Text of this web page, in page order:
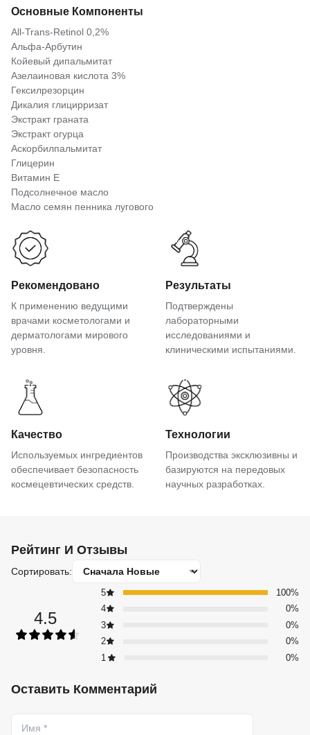
Основные Компоненты
All-Trans-Retinol 0,2%
Альфа-Арбутин
Койевый дипальмитат
Азелаиновая кислота 3%
Гексилрезорцин
Дикалия глицирризат
Экстракт граната
Экстракт огурца
Аскорбилпальмитат
Глицерин
Витамин Е
Подсолнечное масло
Масло семян пенника лугового
Рекомендовано
К применению ведущими
врачами косметологами и
дерматологами мирового
уровня.
Результаты
Подтверждены
лабораторными
исследованиями и
клиническими испытаниями.
Качество
Используемых ингредиентов
обеспечивает безопасность
космецевтических средств.
Технологии
Производства эксклюзивны и
базируются на передовых
научных разработках.
Рейтинг И Отзывы
Сортировать:
4.5
5
100%
4
0%
3
0%
2
0%
1
0%
Оставить Комментарий